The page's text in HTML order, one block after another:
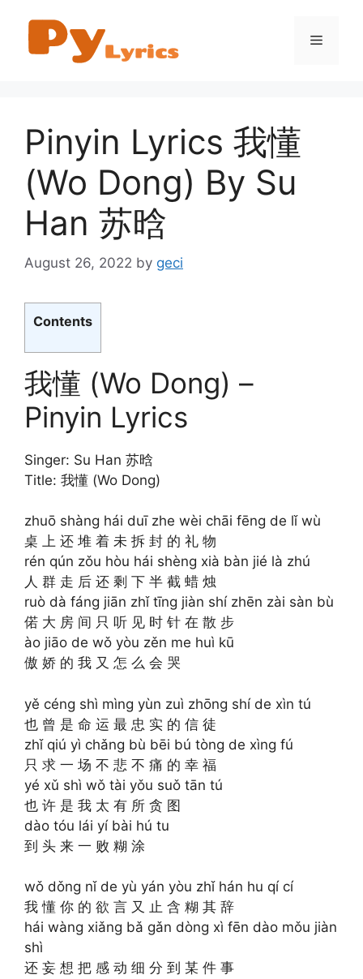
content
Menu
Pinyin Lyrics 我懂
(Wo Dong) By Su
Han 苏晗
August 26, 2022 by geci
Contents
我懂 (Wo Dong) –
Pinyin Lyrics
Singer: Su Han 苏晗
Title: 我懂 (Wo Dong)
zhuō shàng hái duī zhe wèi chāi fēng de lǐ wù
桌 上 还 堆 着 未 拆 封 的 礼 物
rén qún zǒu hòu hái shèng xià bàn jié là zhú
人 群 走 后 还 剩 下 半 截 蜡 烛
ruò dà fáng jiān zhǐ tīng jiàn shí zhēn zài sàn bù
偌 大 房 间 只 听 见 时 针 在 散 步
ào jiāo de wǒ yòu zěn me huì kū
傲 娇 的 我 又 怎 么 会 哭
yě céng shì mìng yùn zuì zhōng shí de xìn tú
也 曾 是 命 运 最 忠 实 的 信 徒
zhǐ qiú yì chǎng bù bēi bú tòng de xìng fú
只 求 一 场 不 悲 不 痛 的 幸 福
yé xǔ shì wǒ tài yǒu suǒ tān tú
也 许 是 我 太 有 所 贪 图
dào tóu lái yí bài hú tu
到 头 来 一 败 糊 涂
wǒ dǒng nǐ de yù yán yòu zhǐ hán hu qí cí
我 懂 你 的 欲 言 又 止 含 糊 其 辞
hái wàng xiǎng bǎ gǎn dòng xì fēn dào mǒu jiàn
shì
还 妄 想 把 感 动 细 分 到 某 件 事